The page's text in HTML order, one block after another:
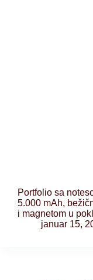
Portfolio sa
5.000 mAh,
i magnetom u
januar 15,